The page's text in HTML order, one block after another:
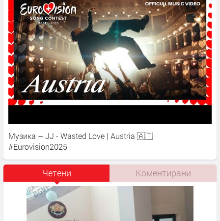
Музика – JJ - Wasted Love | Austria 🇦🇹
#Eurovision2025
Четени Коментирани